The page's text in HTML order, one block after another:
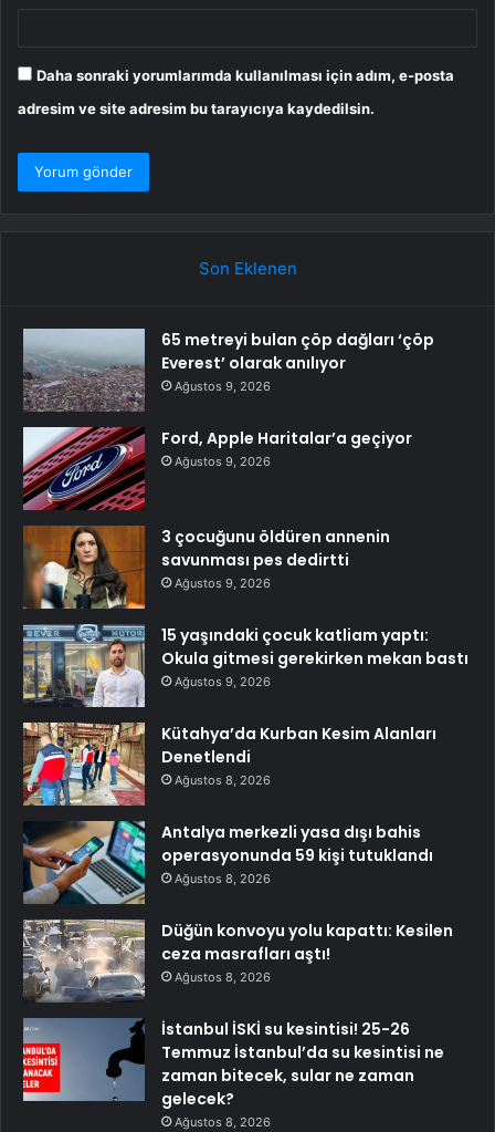
Daha sonraki yorumlarımda kullanılması için adım, e-posta
adresim ve site adresim bu tarayıcıya kaydedilsin.
Son Eklenen
65 metreyi bulan çöp dağları ‘çöp
Everest’ olarak anılıyor
Ağustos 9, 2026
Ford, Apple Haritalar’a geçiyor
Ağustos 9, 2026
3 çocuğunu öldüren annenin
savunması pes dedirtti
Ağustos 9, 2026
15 yaşındaki çocuk katliam yaptı:
Okula gitmesi gerekirken mekan bastı
Ağustos 9, 2026
Kütahya’da Kurban Kesim Alanları
Denetlendi
Ağustos 8, 2026
Antalya merkezli yasa dışı bahis
operasyonunda 59 kişi tutuklandı
Ağustos 8, 2026
Düğün konvoyu yolu kapattı: Kesilen
ceza masrafları aştı!
Ağustos 8, 2026
İstanbul İSKİ su kesintisi! 25-26
Temmuz İstanbul’da su kesintisi ne
zaman bitecek, sular ne zaman
gelecek?
Ağustos 8, 2026